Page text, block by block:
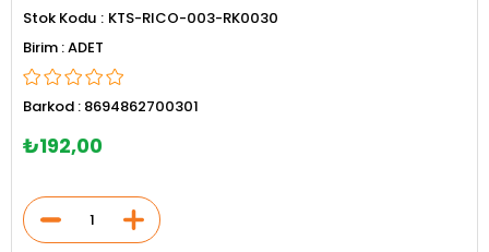
Stok Kodu
KTS-RICO-003-RK0030
ADET
Barkod : 8694862700301
₺192,00